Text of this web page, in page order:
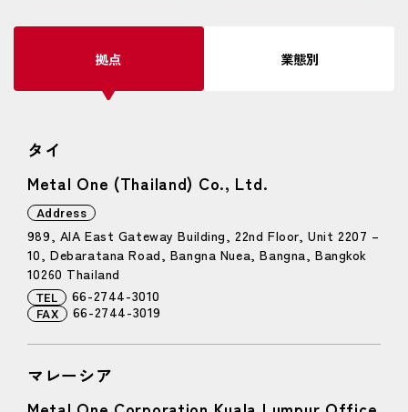
拠点 業態別
タイ
Metal One (Thailand) Co., Ltd.
Address
989, AIA East Gateway Building, 22nd Floor, Unit 2207 –
10, Debaratana Road, Bangna Nuea, Bangna, Bangkok
10260 Thailand
TEL 66-2744-3010
FAX 66-2744-3019
マレーシア